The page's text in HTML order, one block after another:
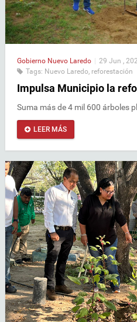
Gobierno Nuevo Laredo | 29 Jun ,
Tags: Nuevo Laredo reforestación
Impulsa Municipio la
Suma más de 4 mil 600 árboles
LEER MÁS